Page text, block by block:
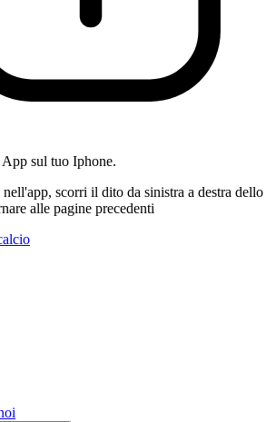
sul tuo Iphone.
scorri il dito da sinistra a destra dello
alle pagine precedenti